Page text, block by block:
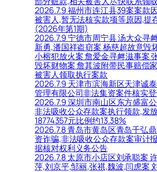
2026.7.9 福州市连江县39案案款
被害人,暂无法核实款项等原因,提
(2026年第1期)
2026.7.9 宁德市周宁县 汤大众寻
新勇,潘国祥盗窃案 杨慈超故意毁
小榕犯放火案 詹爱金寻衅滋事案
毁坏财物案 詹其波附带民事赔偿
被害人领取执行案款
2026.7.9 天津市滨海新区天津诚
管理有限公司非法集资案件核实
2026.7.9 深圳市南山区东方盛富
非法吸收公众存款案执行领款,发
18774357元比例约13.38%
2026.7.8 青岛市黄岛区青岛千弘
资诈骗,非法吸收公众存款案审计
据核对权利义务公告
2026.7.8 太原市小店区刘承聪案
萍,刘京平,邹丽,张祺,魏波,闫虎案